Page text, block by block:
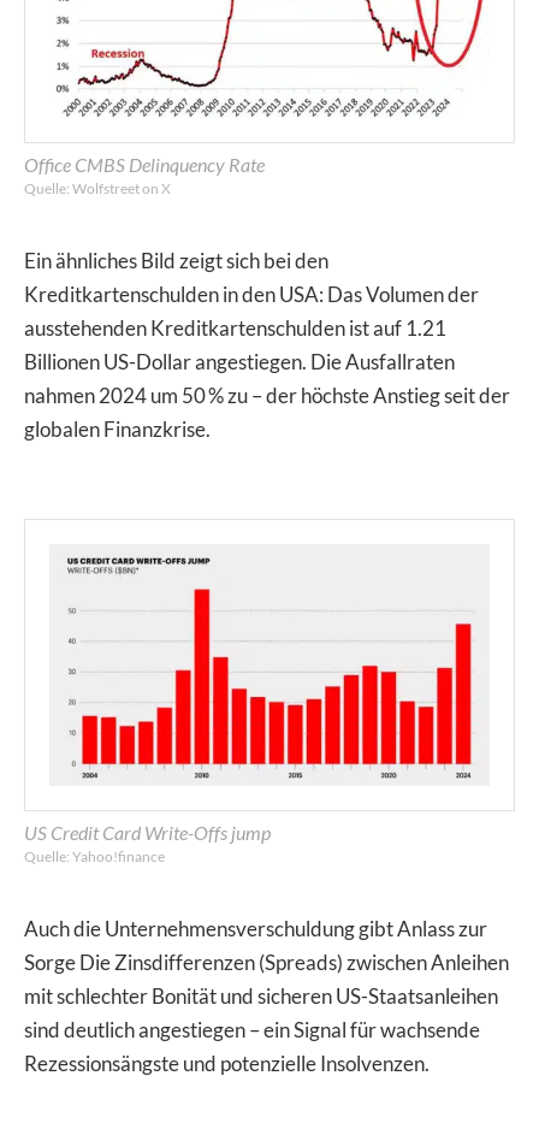
Office CMBS Delinquency Rate
Quelle: Wolfstreet on X
Ein ähnliches Bild zeigt sich bei den
Kreditkartenschulden in den USA: Das Volumen der
ausstehenden Kreditkartenschulden ist auf 1.21
Billionen US-Dollar angestiegen. Die Ausfallraten
nahmen 2024 um 50 % zu – der höchste Anstieg seit der
globalen Finanzkrise.
US Credit Card Write-Offs jump
Quelle: Yahoo!finance
Auch die Unternehmensverschuldung gibt Anlass zur
Sorge Die Zinsdifferenzen (Spreads) zwischen Anleihen
mit schlechter Bonität und sicheren US-Staatsanleihen
sind deutlich angestiegen – ein Signal für wachsende
Rezessionsängste und potenzielle Insolvenzen.